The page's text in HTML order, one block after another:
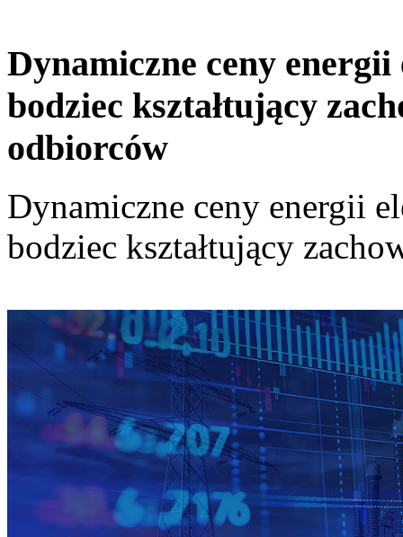
Dynamiczne ceny
bodziec kształtujący
odbiorców
Dynamiczne ceny energii
bodziec kształtujący